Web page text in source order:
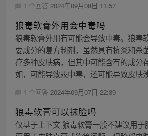
1 个回答 2024年09月08日 11:57
狼毒软膏外用会中毒吗
狼毒软膏外用有可能会导致中毒。狼毒
要成分的复方制剂，虽然具有抗炎和杀
疗多种皮肤病，但其中可能含有的成分
如，可能导致汞中毒，还可能导致皮肤
1 个回答 2024年09月07日 22:39
狼毒软膏可以抹脸吗
仅基于上下文 狼毒软膏一般不建议用于